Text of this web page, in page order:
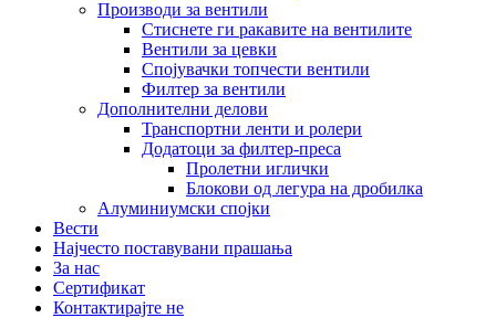
Производи за вентили
Стиснете ги ракавите на вентилите
Вентили за цевки
Спојувачки топчести вентили
Филтер за вентили
Дополнителни делови
Транспортни ленти и ролери
Додатоци за филтер-преса
Пролетни иглички
Блокови од легура на дробилка
Алуминиумски спојки
Вести
Најчесто поставувани прашања
За нас
Сертификат
Контактирајте не